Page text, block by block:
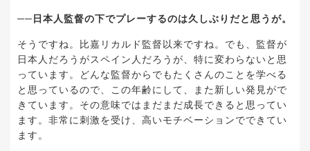
──日本人監督の下でプレーするのは久しぶりだと思うが。
そうですね。比嘉リカルド監督以来ですね。でも、監督が
日本人だろうがスペイン人だろうが、特に変わらないと思
っています。どんな監督からでもたくさんのことを学べる
と思っているので、この年齢にして、また新しい発見がで
きています。その意味ではまだまだ成長できると思ってい
ます。非常に刺激を受け、高いモチベーションでできてい
ます。